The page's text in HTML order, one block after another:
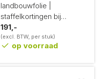
landbouwfolie |
staffelkortingen bij
grotere afname
191,-
(excl. BTW, per stuk)
op voorraad